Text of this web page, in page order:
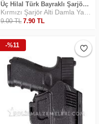
Üç Hilal Türk Bayraklı Şarjör Altı Yapıştırma
Kırmızı Şarjör Alti Damla Yapiştirma
9.00TL 7.90 TL
-%11